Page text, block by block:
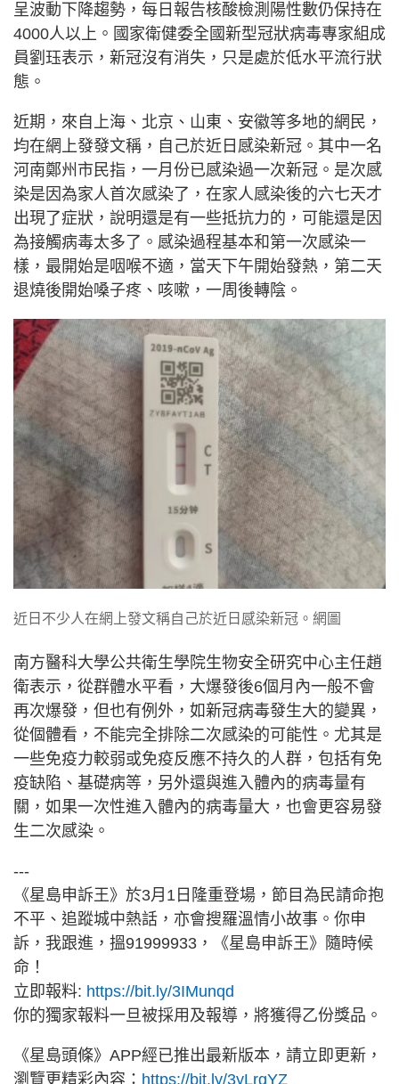
呈波動下降趨勢，每日報告核酸檢測陽性數仍保持在
4000人以上。國家衛健委全國新型冠狀病毒專家組成
員劉珏表示，新冠沒有消失，只是處於低水平流行狀
態。
近期，來自上海、北京、山東、安徽等多地的網民，
均在網上發發文稱，自己於近日感染新冠。其中一名
河南鄭州市民指，一月份已感染過一次新冠。是次感
染是因為家人首次感染了，在家人感染後的六七天才
出現了症狀，說明還是有一些抵抗力的，可能還是因
為接觸病毒太多了。感染過程基本和第一次感染一
樣，最開始是咽喉不適，當天下午開始發熱，第二天
退燒後開始嗓子疼、咳嗽，一周後轉陰。
近日不少人在網上發文稱自己於近日感染新冠。網圖
南方醫科大學公共衛生學院生物安全研究中心主任趙
衛表示，從群體水平看，大爆發後6個月內一般不會
再次爆發，但也有例外，如新冠病毒發生大的變異，
從個體看，不能完全排除二次感染的可能性。尤其是
一些免疫力較弱或免疫反應不持久的人群，包括有免
疫缺陷、基礎病等，另外還與進入體內的病毒量有
關，如果一次性進入體內的病毒量大，也會更容易發
生二次感染。
---
《星島申訴王》於3月1日隆重登場，節目為民請命抱
不平、追蹤城中熱話，亦會搜羅溫情小故事。你申
訴，我跟進，搵91999933，《星島申訴王》隨時候
命！
立即報料: https://bit.ly/3IMunqd
你的獨家報料一旦被採用及報導，將獲得乙份獎品。
《星島頭條》APP經已推出最新版本，請立即更新，
瀏覽更精彩內容： https://bit.ly/3yLrgYZ